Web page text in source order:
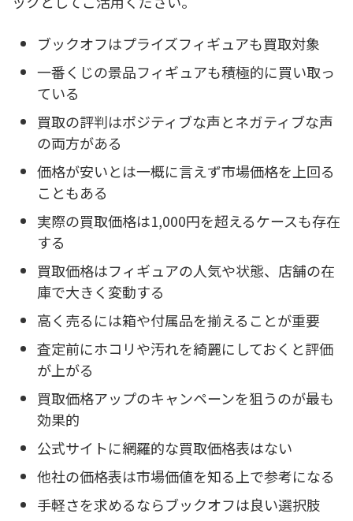
ブックオフはプライズフィギュアも買取対象
一番くじの景品フィギュアも積極的に買い取っ
ている
買取の評判はポジティブな声とネガティブな声
の両方がある
価格が安いとは一概に言えず市場価格を上回る
こともある
実際の買取価格は1,000円を超えるケースも存在
する
買取価格はフィギュアの人気や状態、店舗の在
庫で大きく変動する
高く売るには箱や付属品を揃えることが重要
査定前にホコリや汚れを綺麗にしておくと評価
が上がる
買取価格アップのキャンペーンを狙うのが最も
効果的
公式サイトに網羅的な買取価格表はない
他社の価格表は市場価値を知る上で参考になる
手軽さを求めるならブックオフは良い選択肢